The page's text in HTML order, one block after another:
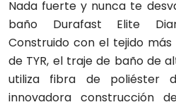
Nada fuerte y nunca te
baño Durafast Elite
Construido con el tejido
de TYR, el traje de baño de
utiliza fibra de poliéster
innovadora construcción